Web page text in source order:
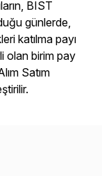
BIST
günlerde,
katılma payı
olan birim pay
Satım